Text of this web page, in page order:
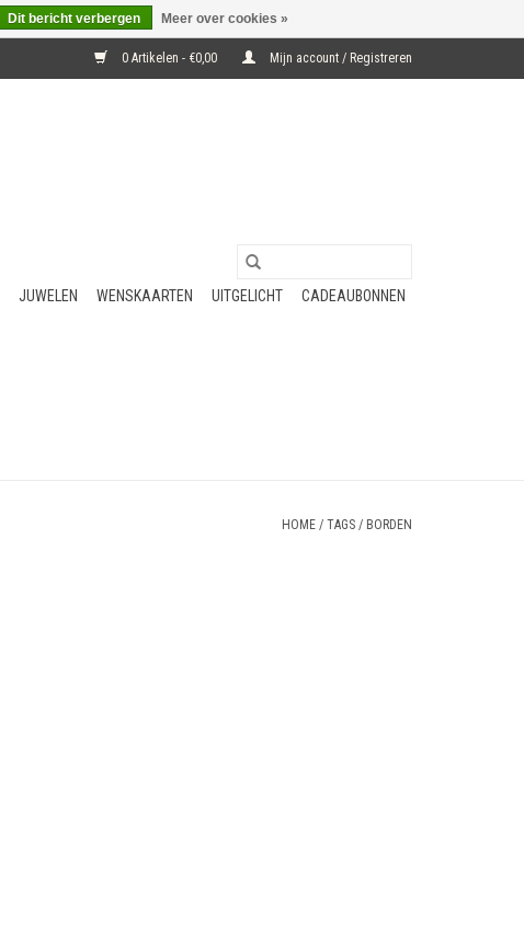
0 Artikelen - €0,00 Mijn account / Registreren
JUWELEN WENSKAARTEN UITGELICHT CADEAUBONNEN
HOME / TAGS / BORDEN
Dit bericht verbergen Meer over cookies »